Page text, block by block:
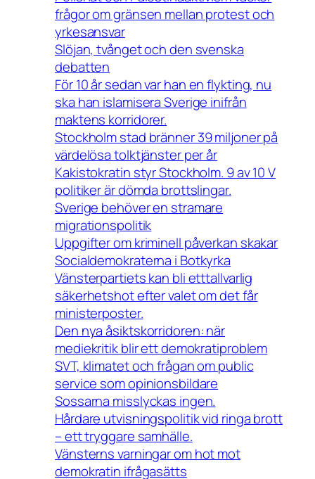
frågor om gränsen mellan protest och
yrkesansvar
Slöjan, tvånget och den svenska
debatten
För 10 år sedan var han en flykting, nu
ska han islamisera Sverige inifrån
maktens korridorer.
Stockholm stad bränner 39 miljoner på
värdelösa tolktjänster per år
Kakistokratin styr Stockholm. 9 av 10 V
politiker är dömda brottslingar.
Sverige behöver en stramare
migrationspolitik
Uppgifter om kriminell påverkan skakar
Socialdemokraterna i Botkyrka
Vänsterpartiets kan bli etttallvarlig
säkerhetshot efter valet om det får
ministerposter.
Den nya åsiktskorridoren: när
mediekritik blir ett demokratiproblem
SVT, klimatet och frågan om public
service som opinionsbildare
Sossarna misslyckas ingen.
Hårdare utvisningspolitik vid ringa brott
– ett tryggare samhälle.
Vänsterns varningar om hot mot
demokratin ifrågasätts